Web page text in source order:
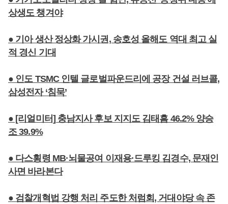
상생도 챙겨야
● 기아 생산 정상화 가시권, 송호성 올해도 역대 최고 실
적 경신 기대
● 인도 TSMC 인텔 글로벌파운드리에 공장 건설 러브콜,
삼성전자 ‘침묵’
● [리얼미터] 충남지사 후보 지지도 김태흠 46.2% 양승
조 39.9%
● 다스횡령 MB·뇌물공여 이재용·드루킹 김경수, 문재인
사면 바라본다
● 검찰개혁법 강행 처리 주도한 처럼회, 거대야당 속 존